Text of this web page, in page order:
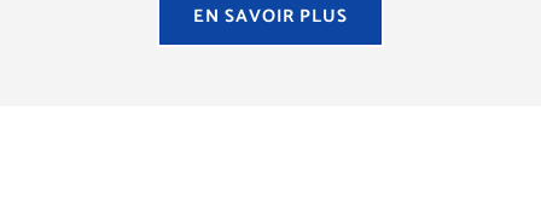
EN SAVOIR PLUS